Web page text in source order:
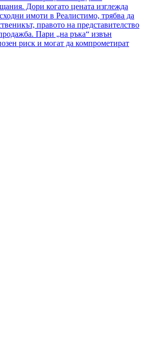
Дори когато цената изглежда
имоти в Реалистимо, трябва да
правото на представителство
Пари „на ръка“ извън
риск и могат да компрометират